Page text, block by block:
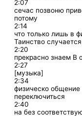
2:07
сечас позвоню
потому
2:14
что только лишь в
Таинство
2:20
прекрасно знаем В
2:27
[музыка]
2:34
физическо
переключиться
2:40
на без